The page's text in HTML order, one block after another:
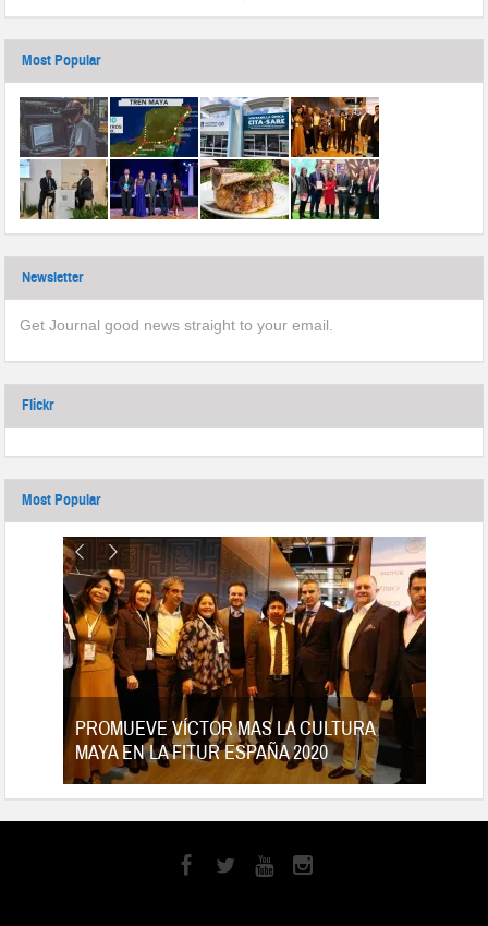
Most Popular
Newsletter
Get Journal good news straight to your email.
Flickr
Most Popular
PROMUEVE VÍCTOR MAS LA CULTURA
MAYA EN LA FITUR ESPAÑA 2020